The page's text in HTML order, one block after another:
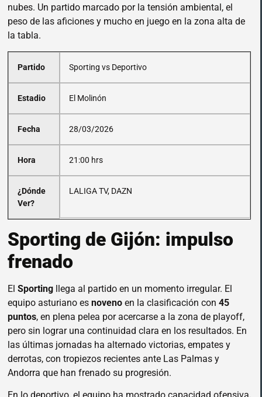
nubes. Un partido marcado por la tensión ambiental, el
peso de las aficiones y mucho en juego en la zona alta de
la tabla.
Partido
Estadio
Fecha
Hora
¿Dónde
Ver?
Sporting vs Deportivo
El Molinón
28/03/2026
21:00 hrs
LALIGA TV, DAZN
Sporting de Gijón: impulso
frenado
El Sporting llega al partido en un momento irregular. El
equipo asturiano es noveno en la clasificación con 45
puntos, en plena pelea por acercarse a la zona de playoff,
pero sin lograr una continuidad clara en los resultados. En
las últimas jornadas ha alternado victorias, empates y
derrotas, con tropiezos recientes ante Las Palmas y
Andorra que han frenado su progresión.